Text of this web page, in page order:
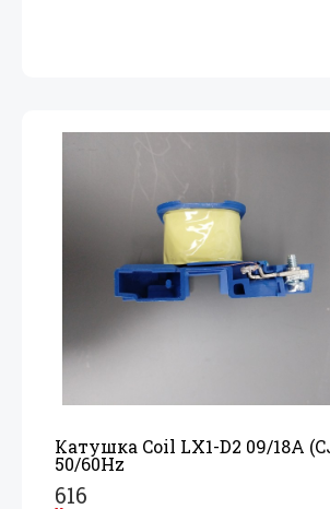
Катушка Coil LX1-D2 09/18A
50/60Hz
616